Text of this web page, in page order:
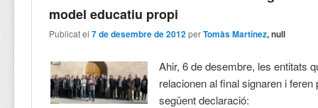
model educatiu propi
Publicat el7 de desembre de 2012 perTomàs Martínez, null
Ahir, 6 de desembre, les entitats
relacionen al final signaren i feren
següent declaració: